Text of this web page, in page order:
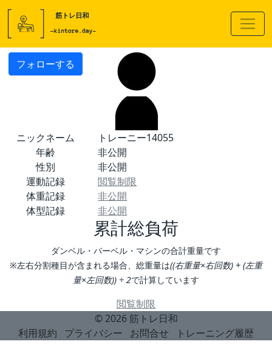
フォローする
ニックネーム
トレーニー14055
年齢
非公開
性別
非公開
運動記録
閲覧制限
体重記録
非公開
体型記録
非公開
累計総負荷
ダンベル・バーベル・マシンの合計重量です
※左右分割種目が含まれる場合、総重量は((右重量×右回数) + (左重
量×左回数)) ÷ 2で計算しています
閲覧制限
© 2026 筋トレ日和
利用規約
プライバシー お問合せ トレーニング履歴